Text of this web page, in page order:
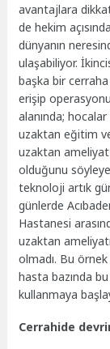
avantajlara
de hekim
dünyanın
ulaşabiliyor.
başka bir
erişip
alanında;
uzaktan eğitim
uzaktan
olduğunu
teknoloji artık
günlerde
Hastanesi
uzaktan
olmadı. Bu
hasta bazında
kullanmaya
Cerrahide